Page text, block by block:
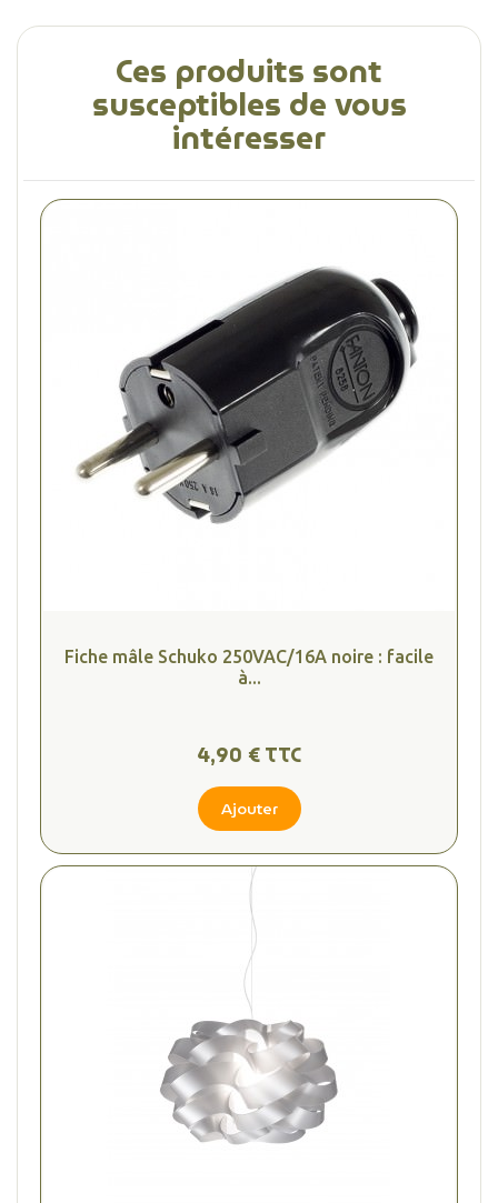
Ces produits sont
susceptibles de vous
intéresser
Fiche mâle Schuko 250VAC/16A noire : facile
à...
4,90 € TTC
Ajouter